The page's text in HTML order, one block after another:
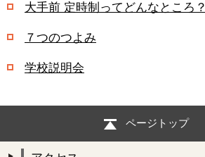
大手前 定時制ってどんなところ？
７つのつよみ
学校説明会
ページトップ